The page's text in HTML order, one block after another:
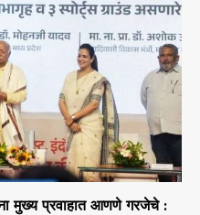
मुख्य प्रवाहात आणणे गरजेचे :